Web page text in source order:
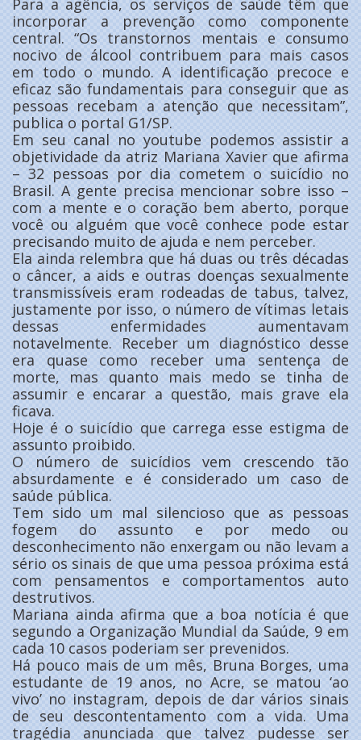
Para a agência, os serviços de saúde têm que
incorporar a prevenção como componente
central. “Os transtornos mentais e consumo
nocivo de álcool contribuem para mais casos
em todo o mundo. A identificação precoce e
eficaz são fundamentais para conseguir que as
pessoas recebam a atenção que necessitam”,
publica o portal G1/SP.
Em seu canal no youtube podemos assistir a
objetividade da atriz Mariana Xavier que afirma
– 32 pessoas por dia cometem o suicídio no
Brasil. A gente precisa mencionar sobre isso –
com a mente e o coração bem aberto, porque
você ou alguém que você conhece pode estar
precisando muito de ajuda e nem perceber.
Ela ainda relembra que há duas ou três décadas
o câncer, a aids e outras doenças sexualmente
transmissíveis eram rodeadas de tabus, talvez,
justamente por isso, o número de vítimas letais
dessas enfermidades aumentavam
notavelmente. Receber um diagnóstico desse
era quase como receber uma sentença de
morte, mas quanto mais medo se tinha de
assumir e encarar a questão, mais grave ela
ficava.
Hoje é o suicídio que carrega esse estigma de
assunto proibido.
O número de suicídios vem crescendo tão
absurdamente e é considerado um caso de
saúde pública.
Tem sido um mal silencioso que as pessoas
fogem do assunto e por medo ou
desconhecimento não enxergam ou não levam a
sério os sinais de que uma pessoa próxima está
com pensamentos e comportamentos auto
destrutivos.
Mariana ainda afirma que a boa notícia é que
segundo a Organização Mundial da Saúde, 9 em
cada 10 casos poderiam ser prevenidos.
Há pouco mais de um mês, Bruna Borges, uma
estudante de 19 anos, no Acre, se matou ‘ao
vivo’ no instagram, depois de dar vários sinais
de seu descontentamento com a vida. Uma
tragédia anunciada que talvez pudesse ser